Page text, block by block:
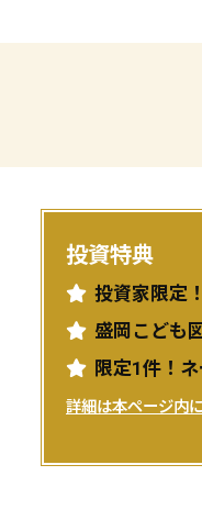
投資特典
投資家限定
盛岡こども
限定1件！
詳細は本ページ内